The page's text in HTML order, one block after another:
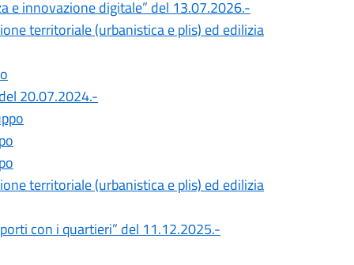
e innovazione digitale” del 13.07.2026.-
territoriale (urbanistica e plis) ed edilizia
20.07.2024.-
territoriale (urbanistica e plis) ed edilizia
con i quartieri” del 11.12.2025.-